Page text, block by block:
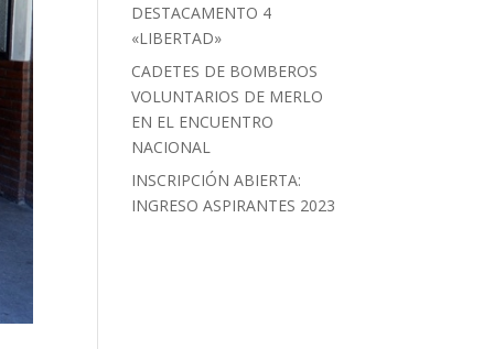
DESTACAMENTO 4
«LIBERTAD»
CADETES DE BOMBEROS
VOLUNTARIOS DE MERLO
EN EL ENCUENTRO
NACIONAL
INSCRIPCIÓN ABIERTA:
INGRESO ASPIRANTES 2023